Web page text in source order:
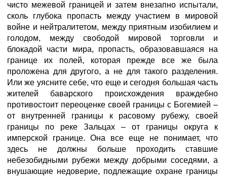
чисто межевой границей и затем внезапно испытали,
сколь глубока пропасть между участием в мировой
войне и нейтралитетом, между приятным изобилием и
голодом, между свободой мировой торговли и
блокадой части мира, пропасть, образовавшаяся на
границе их полей, которая прежде все же была
проложена для другого, а не для такого разделения.
Или же уясните себе, что еще и сегодня большая часть
жителей баварского происхождения враждебно
противостоит переоценке своей границы с Богемией –
от внутренней границы к расовому рубежу, своей
границы по реке Зальцах – от границы округа к
имперской границе. Она все еще не понимает, что
здесь не должны больше проходить ставшие
небезобидными рубежи между добрыми соседями, а
внушающие недоверие, подлежащие охране границы